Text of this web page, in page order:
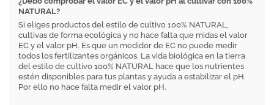
NATURAL?
Si eliges productos del estilo de cultivo 100% NATURAL,
cultivas de forma ecológica y no hace falta que midas el valor
EC y el valor pH. Es que un medidor de EC no puede medir
todos los fertilizantes orgánicos. La vida biológica en la tierra
del estilo de cultivo 100% NATURAL hace que los nutrientes
estén disponibles para tus plantas y ayuda a estabilizar el pH.
Por ello no hace falta medir el valor pH.